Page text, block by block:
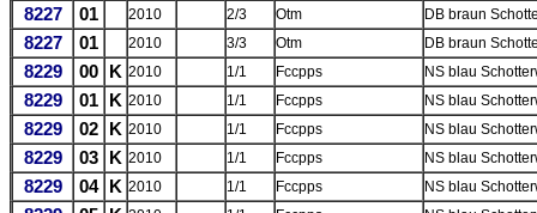
8227 01 2010 2/3 Otm DB braun
8227 01 2010 3/3 Otm DB braun
8229 00 K 2010 1/1 Fccpps NS blau
8229 01 K 2010 1/1 Fccpps NS blau
8229 02 K 2010 1/1 Fccpps NS blau
8229 03 K 2010 1/1 Fccpps NS blau
8229 04 K 2010 1/1 Fccpps NS blau